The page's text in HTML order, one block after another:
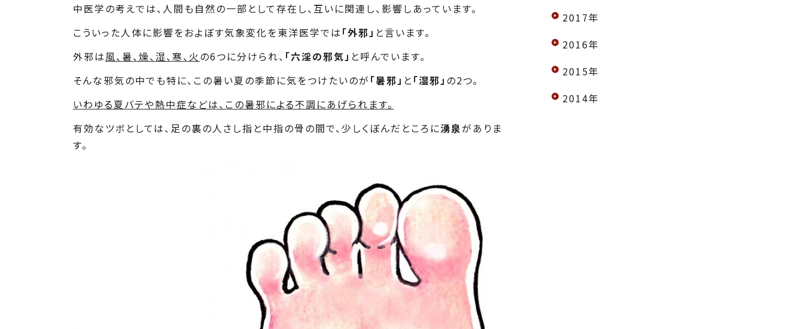
中医学の考えでは、人間も自然の一部として存在し、互いに関連し、影響しあっています。
こういった人体に影響をおよぼす気象変化を東洋医学では 「外邪」 と言います。
外邪は風、暑、燥、湿、寒、火 の6つに分けられ、 「六淫の邪気」 と呼んでいます。
そんな邪気の中でも特に、この暑い夏の季節に気をつけたいのが 「暑邪」 と 「湿邪」 の2つ。
いわゆる夏バテや熱中症などは、この暑邪による不調にあげられます。
有効なツボとしては、足の裏の人さし指と中指の骨の間で、少しくぼんだところに湧泉がありま
す。
2017年
2016年
2015年
2014年